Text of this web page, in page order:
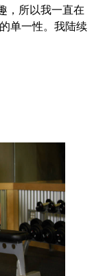
，所以我一直在
单一性。我陆续